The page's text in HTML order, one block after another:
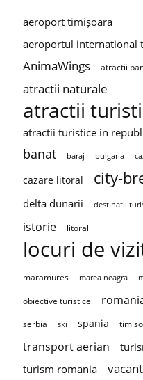
aeroport timișoara
aeroportul international
AnimaWings atractii
atractii naturale
atractii
atractii turistice in
banat baraj bulgaria
cazare litoral city-
delta dunarii destinatii
istorie litoral
locuri de
maramures marea neagra
obiective turistice
serbia
ski spania
transport aerian
turism romania